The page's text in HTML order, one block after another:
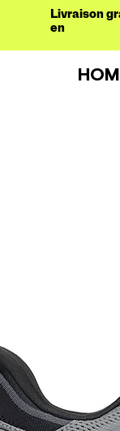
Livraison
en